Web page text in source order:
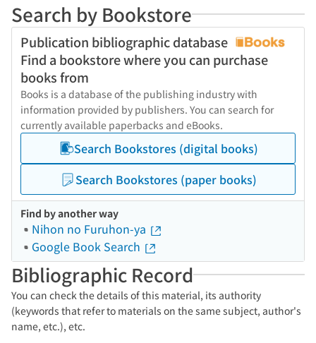
Search by Bookstore
Publication bibliographic database
Find a bookstore where you can purchase
books from
Books is a database of the publishing industry with
information provided by publishers. You can search for
currently available paperbacks and eBooks.
Search Bookstores (digital books)
Search Bookstores (paper books)
Find by another way
Nihon no Furuhon-ya
Google Book Search
Bibliographic Record
You can check the details of this material, its authority
(keywords that refer to materials on the same subject, author's
name, etc.), etc.